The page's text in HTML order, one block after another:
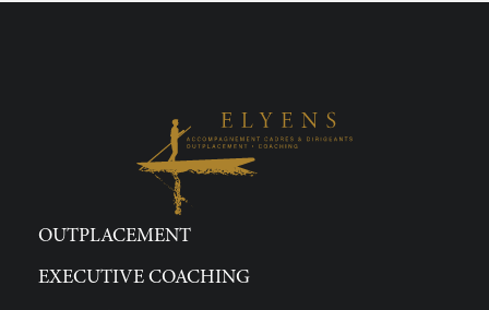
OUTPLACEMENT
EXECUTIVE COACHING